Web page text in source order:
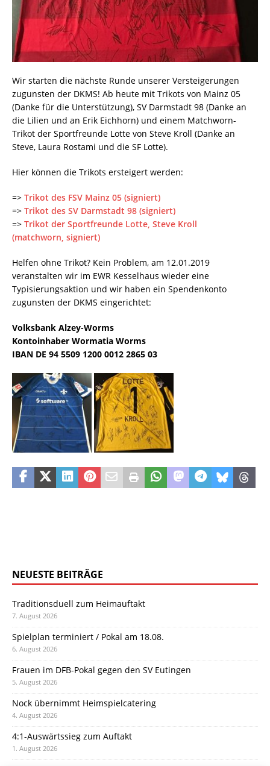
Wir starten die nächste Runde unserer Versteigerungen
zugunsten der DKMS! Ab heute mit Trikots von Mainz 05
(Danke für die Unterstützung), SV Darmstadt 98 (Danke an
die Lilien und an Erik Eichhorn) und einem Matchworn-
Trikot der Sportfreunde Lotte von Steve Kroll (Danke an
Steve, Laura Rostami und die SF Lotte).
Hier können die Trikots ersteigert werden:
=> Trikot des FSV Mainz 05 (signiert)
=> Trikot des SV Darmstadt 98 (signiert)
=> Trikot der Sportfreunde Lotte, Steve Kroll
(matchworn, signiert)
Helfen ohne Trikot? Kein Problem, am 12.01.2019
veranstalten wir im EWR Kesselhaus wieder eine
Typisierungsaktion und wir haben ein Spendenkonto
zugunsten der DKMS eingerichtet:
Volksbank Alzey-Worms
Kontoinhaber Wormatia Worms
IBAN DE 94 5509 1200 0012 2865 03
NEUESTE BEITRÄGE
Traditionsduell zum Heimauftakt
7. August 2026
Spielplan terminiert / Pokal am 18.08.
6. August 2026
Frauen im DFB-Pokal gegen den SV Eutingen
5. August 2026
Nock übernimmt Heimspielcatering
4. August 2026
4:1-Auswärtssieg zum Auftakt
1. August 2026